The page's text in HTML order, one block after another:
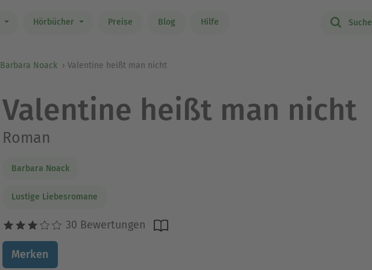
Hörbücher Preise Blog Hilfe Suche
Barbara Noack Valentine heißt man nicht
Valentine heißt man nicht
Roman
Barbara Noack
Lustige Liebesromane
30 Bewertungen
Merken